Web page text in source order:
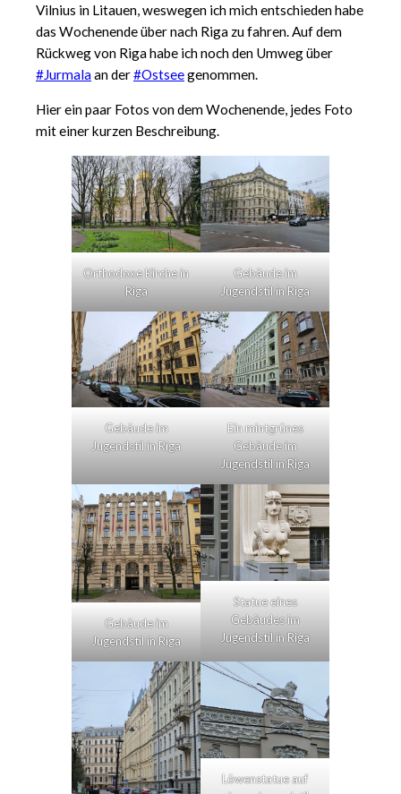
Vilnius in Litauen, weswegen ich mich entschieden habe
das Wochenende über nach Riga zu fahren. Auf dem
Rückweg von Riga habe ich noch den Umweg über
#Jurmalaan der#Ostseegenommen.
Hier ein paar Fotos von dem Wochenende, jedes Foto
mit einer kurzen Beschreibung.
Orthodoxe Kirche in
Riga
Gebäude im
Jugendstil in Riga
Gebäude im
Jugendstil in Riga
Ein mintgrünes
Gebäude im
Jugendstil in Riga
Gebäude im
Jugendstil in Riga
Statue eines
Gebäudes im
Jugendstil in Riga
Löwenstatue auf